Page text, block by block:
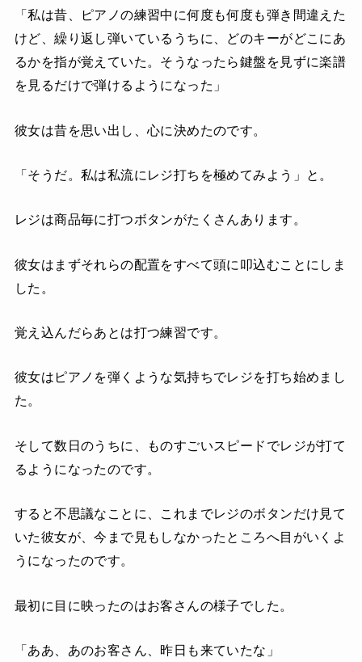
「私は昔、ピアノの練習中に何度も何度も弾き間違えた
けど、繰り返し弾いているうちに、どのキーがどこにあ
るかを指が覚えていた。そうなったら鍵盤を見ずに楽譜
を見るだけで弾けるようになった」
彼女は昔を思い出し、心に決めたのです。
「そうだ。私は私流にレジ打ちを極めてみよう」と。
レジは商品毎に打つボタンがたくさんあります。
彼女はまずそれらの配置をすべて頭に叩込むことにしま
した。
覚え込んだらあとは打つ練習です。
彼女はピアノを弾くような気持ちでレジを打ち始めまし
た。
そして数日のうちに、ものすごいスピードでレジが打て
るようになったのです。
すると不思議なことに、これまでレジのボタンだけ見て
いた彼女が、今まで見もしなかったところへ目がいくよ
うになったのです。
最初に目に映ったのはお客さんの様子でした。
「ああ、あのお客さん、昨日も来ていたな」